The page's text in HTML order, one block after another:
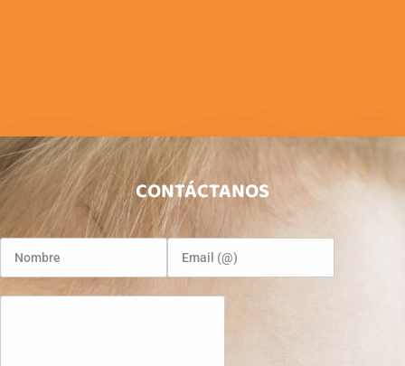
CONTÁCTANOS